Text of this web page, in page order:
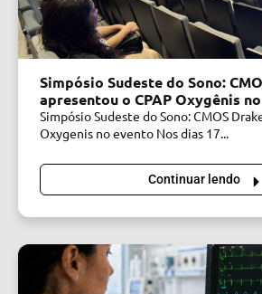
Simpósio Sudeste do Sono:
apresentou o CPAP Oxygênis
Simpósio Sudeste do Sono: CMOS
Oxygenis no evento Nos dias 17...
Continuar lendo